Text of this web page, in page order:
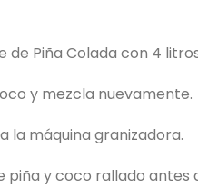
de Piña Colada con 4
y mezcla nuevamente.
la máquina granizadora.
piña y coco rallado antes